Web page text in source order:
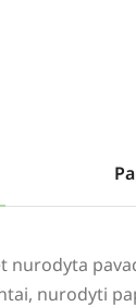
nurodyta
nurodyti